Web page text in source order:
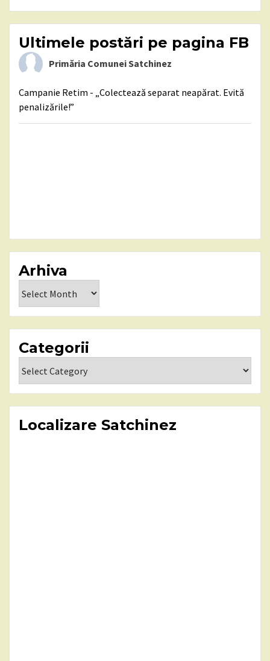
Ultimele postări pe pagina FB
Primăria Comunei Satchinez
Campanie Retim - „Colectează separat neapărat. Evită
penalizările!”
Arhiva
Categorii
Localizare Satchinez